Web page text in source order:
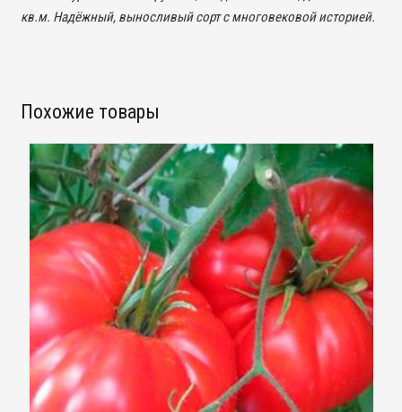
кв.м. Надёжный, выносливый сорт с многовековой историей.
Похожие товары